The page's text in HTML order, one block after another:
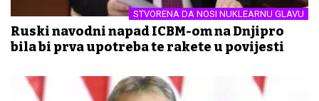
STVORENA DA NOSI NUKLEARNU GLAVU
Ruski navodni napad ICBM-om na Dnjipro
bila bi prva upotreba te rakete u povijesti